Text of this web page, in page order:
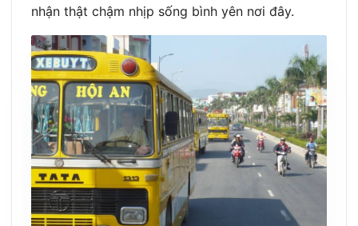
nhận thật chậm nhịp sống bình yên nơi đây.